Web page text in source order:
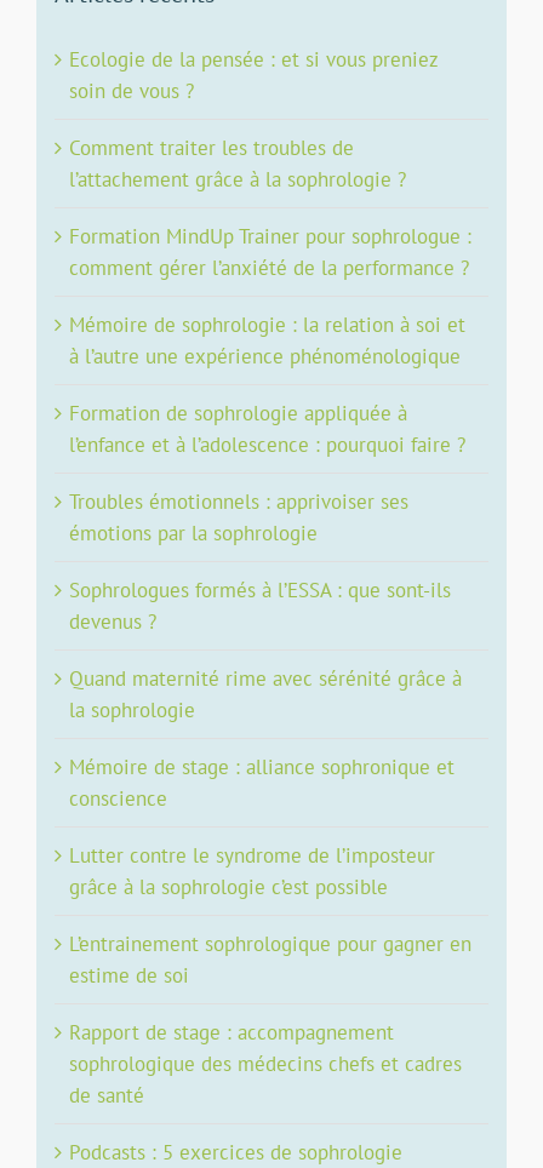
Ecologie de la pensée : et si vous preniez
soin de vous ?
Comment traiter les troubles de
l’attachement grâce à la sophrologie ?
Formation MindUp Trainer pour sophrologue :
comment gérer l’anxiété de la performance ?
Mémoire de sophrologie : la relation à soi et
à l’autre une expérience phénoménologique
Formation de sophrologie appliquée à
l’enfance et à l’adolescence : pourquoi faire ?
Troubles émotionnels : apprivoiser ses
émotions par la sophrologie
Sophrologues formés à l’ESSA : que sont-ils
devenus ?
Quand maternité rime avec sérénité grâce à
la sophrologie
Mémoire de stage : alliance sophronique et
conscience
Lutter contre le syndrome de l’imposteur
grâce à la sophrologie c’est possible
L’entrainement sophrologique pour gagner en
estime de soi
Rapport de stage : accompagnement
sophrologique des médecins chefs et cadres
de santé
Podcasts : 5 exercices de sophrologie